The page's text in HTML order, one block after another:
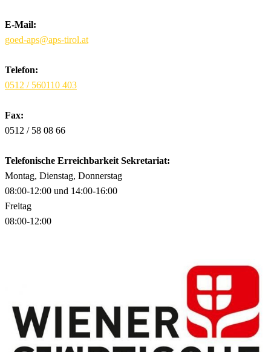
E-Mail:
goed-aps@aps-tirol.at
Telefon:
0512 / 560110 403
Fax:
0512 / 58 08 66
Telefonische Erreichbarkeit Sekretariat:
Montag, Dienstag, Donnerstag
08:00-12:00 und 14:00-16:00
Freitag
08:00-12:00